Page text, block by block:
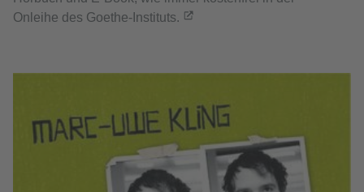
Onleihe des Goethe-Instituts.